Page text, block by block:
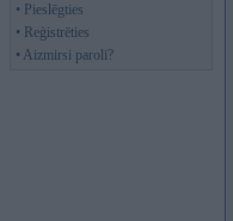
• Pieslēgties
• Reģistrēties
• Aizmirsi paroli?